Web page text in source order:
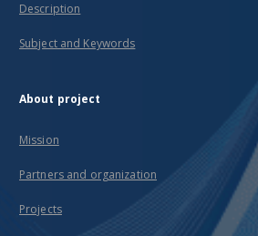
Description
Subject and Keywords
About project
Mission
Partners and organization
Projects